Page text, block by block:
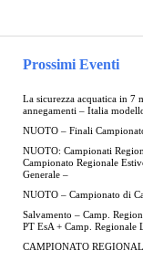
Prossimi Eventi
La sicurezza acquatica in 7
annegamenti – Italia
NUOTO – Finali
NUOTO: Campionati
Campionato Regionale
Generale –
NUOTO – Campionato di
Salvamento – Camp.
PT EsA + Camp. Regionale
CAMPIONATO